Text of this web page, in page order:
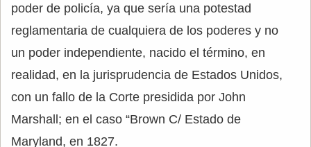
poder de policía, ya que sería una potestad
reglamentaria de cualquiera de los poderes y no
un poder independiente, nacido el término, en
realidad, en la jurisprudencia de Estados Unidos,
con un fallo de la Corte presidida por John
Marshall; en el caso “Brown C/ Estado de
Maryland, en 1827.